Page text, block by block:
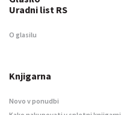
Uradni list RS
O glasilu
Knjigarna
Novo v ponudbi